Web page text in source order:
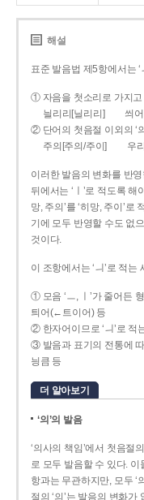
해설
표준 발음법 제5항에서는
① 자음을 첫소리로 가지고
늴리리[닐리리]
씌
② 단어의 첫음절 이외의 ‘
주의[주의/주이]
우
이러한 발음의 변화를 반영
뒤에서는 ‘ㅣ’로 적도록 해
망, 주의’를 ‘히망, 주이’
기에 모두 반영할 수도 없으
것이다.
이 조항에서는 ‘ㅢ’로 적
① 모음 ‘ㅡ, ㅣ’가 줄어든
틔어(←트이어) 등
② 한자어이므로 ‘ㅢ’로 적
③ 발음과 표기의 전통에 따
닁큼 등
더 알아보기
‘의’의 발음
‘의사의 책임’에서 첫음절
로 모두 발음할 수 있다.
항과는 무관하지만, 모두 ‘
절의 ‘의’는 발음의 변화가